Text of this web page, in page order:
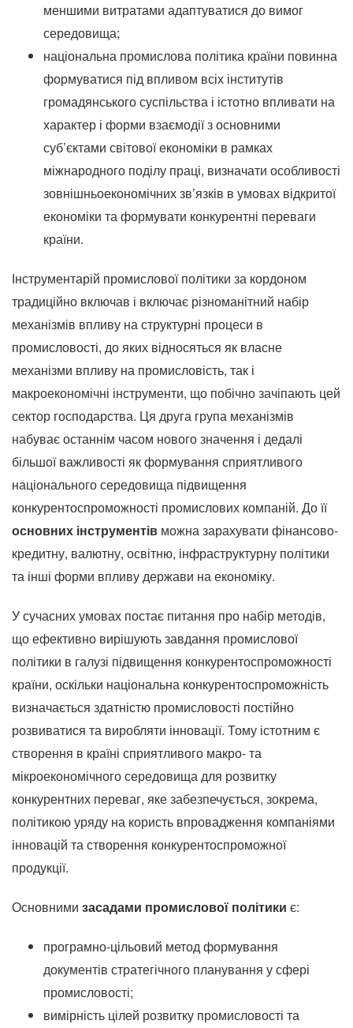
меншими витратами адаптуватися до вимог
середовища;
національна промислова політика країни повинна
формуватися під впливом всіх інститутів
громадянського суспільства і істотно впливати на
характер і форми взаємодії з основними
суб’єктами світової економіки в рамках
міжнародного поділу праці, визначати особливості
зовнішньоекономічних зв’язків в умовах відкритої
економіки та формувати конкурентні переваги
країни.
Інструментарій промислової політики за кордоном
традиційно включав і включає різноманітний набір
механізмів впливу на структурні процеси в
промисловості, до яких відносяться як власне
механізми впливу на промисловість, так і
макроекономічні інструменти, що побічно зачіпають цей
сектор господарства. Ця друга група механізмів
набуває останнім часом нового значення і дедалі
більшої важливості як формування сприятливого
національного середовища підвищення
конкурентоспроможності промислових компаній. До її
основних інструментів можна зарахувати фінансово-
кредитну, валютну, освітню, інфраструктурну політики
та інші форми впливу держави на економіку.
У сучасних умовах постає питання про набір методів,
що ефективно вирішують завдання промислової
політики в галузі підвищення конкурентоспроможності
країни, оскільки національна конкурентоспроможність
визначається здатністю промисловості постійно
розвиватися та виробляти інновації. Тому істотним є
створення в країні сприятливого макро- та
мікроекономічного середовища для розвитку
конкурентних переваг, яке забезпечується, зокрема,
політикою уряду на користь впровадження компаніями
інновацій та створення конкурентоспроможної
продукції.
Основними засадами промислової політики є:
програмно-цільовий метод формування
документів стратегічного планування у сфері
промисловості;
вимірність цілей розвитку промисловості та